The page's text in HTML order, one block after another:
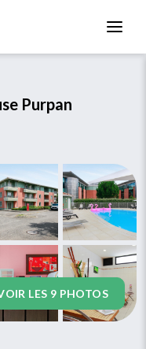
Purpan
LES 9 PHOTOS